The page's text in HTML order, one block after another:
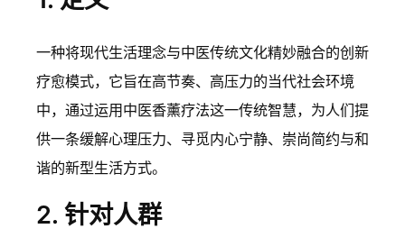
一种将现代生活理念与中医传统文化精妙融合的创新
疗愈模式，它旨在高节奏、高压力的当代社会环境
中，通过运用中医香薰疗法这一传统智慧，为人们提
供一条缓解心理压力、寻觅内心宁静、崇尚简约与和
谐的新型生活方式。
2. 针对人群